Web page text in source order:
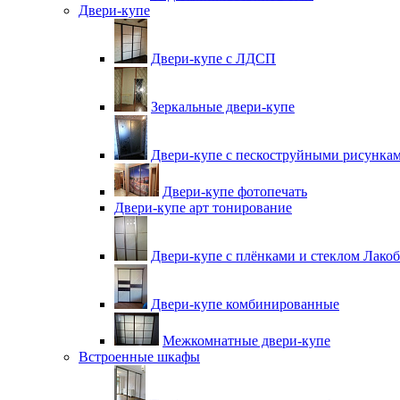
Двери-купе
Двери-купе с ЛДСП
Зеркальные двери-купе
Двери-купе с пескоструйными
Двери-купе фотопечать
Двери-купе арт тонирование
Двери-купе с плёнками и стеклом
Двери-купе комбинированные
Межкомнатные двери-купе
Встроенные шкафы